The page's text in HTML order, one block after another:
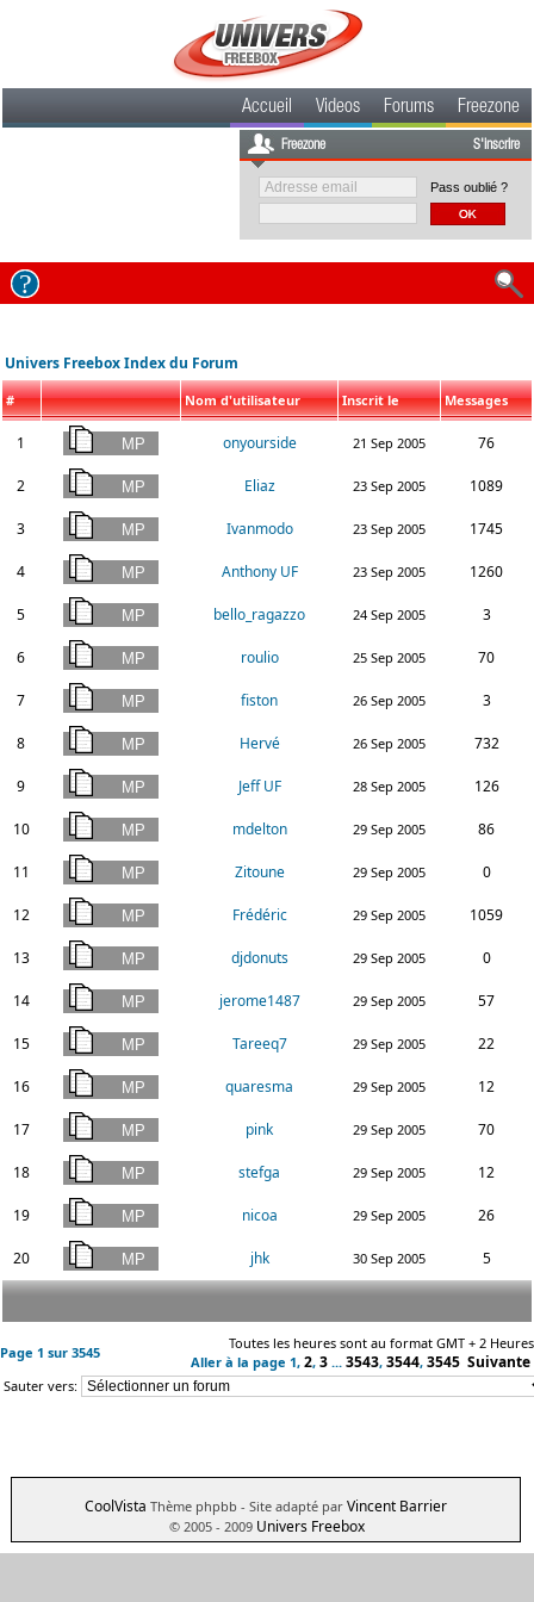
Accueil Videos Forums Freezone
Freezone S'inscrire
Pass oublié ?
Univers Freebox Index du Forum
# Nom d'utilisateur Inscrit le Messages
1 onyourside 21 Sep 2005 76
2 Eliaz 23 Sep 2005 1089
3 Ivanmodo 23 Sep 2005 1745
4 Anthony UF 23 Sep 2005 1260
5 bello_ragazzo 24 Sep 2005 3
6 roulio 25 Sep 2005 70
7 fiston 26 Sep 2005 3
8 Hervé 26 Sep 2005 732
9 Jeff UF 28 Sep 2005 126
10 mdelton 29 Sep 2005 86
11 Zitoune 29 Sep 2005 0
12 Frédéric 29 Sep 2005 1059
13 djdonuts 29 Sep 2005 0
14 jerome1487 29 Sep 2005 57
15 Tareeq7 29 Sep 2005 22
16 quaresma 29 Sep 2005 12
17 pink 29 Sep 2005 70
18 stefga 29 Sep 2005 12
19 nicoa 29 Sep 2005 26
20 jhk 30 Sep 2005 5
Page 1 sur 3545
Toutes les heures sont au format GMT + 2 Heures
Aller à la page 1, 2, 3 ... 3543, 3544, 3545 Suivante
Sauter vers:
CoolVista Thème phpbb - Site adapté par Vincent Barrier
© 2005 - 2009 Univers Freebox